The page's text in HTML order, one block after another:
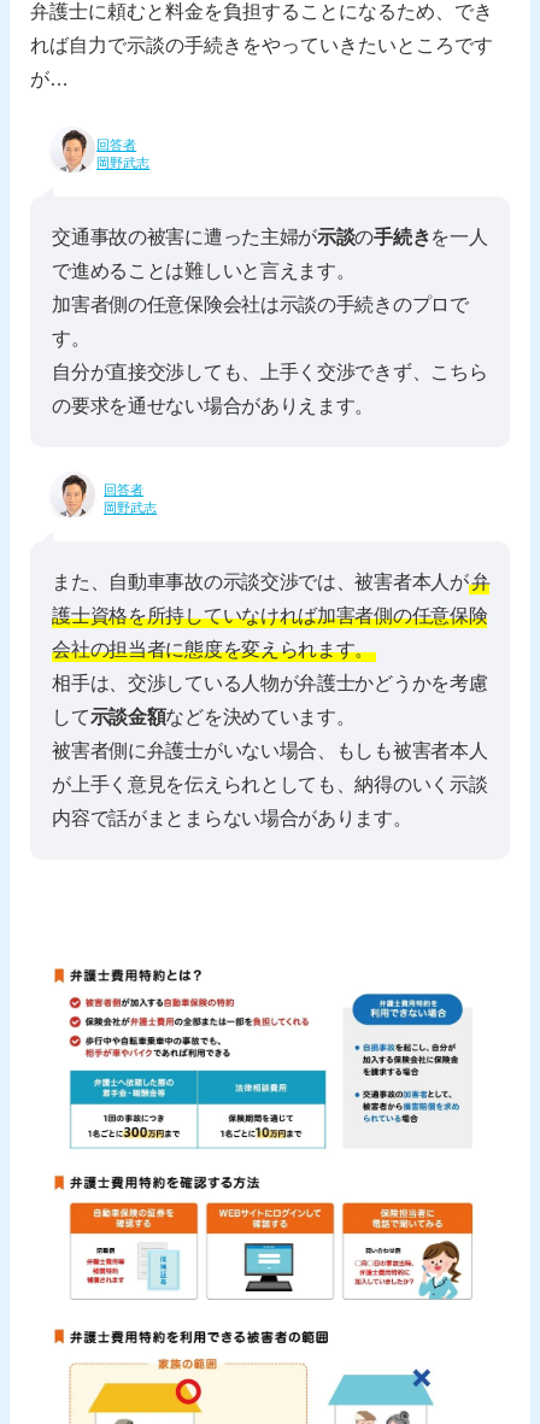
弁護士に頼むと料金を負担することになるため、でき
れば自力で示談の手続きをやっていきたいところです
が…
回答者
岡野武志
交通事故の被害に遭った主婦が示談の手続きを一人
で進めることは難しいと言えます。
加害者側の任意保険会社は示談の手続きのプロで
す。
自分が直接交渉しても、上手く交渉できず、こちら
の要求を通せない場合がありえます。
回答者
岡野武志
また、自動車事故の示談交渉では、被害者本人が弁
護士資格を所持していなければ加害者側の任意保険
会社の担当者に態度を変えられます。
相手は、交渉している人物が弁護士かどうかを考慮
して示談金額などを決めています。
被害者側に弁護士がいない場合、もしも被害者本人
が上手く意見を伝えられとしても、納得のいく示談
内容で話がまとまらない場合があります。